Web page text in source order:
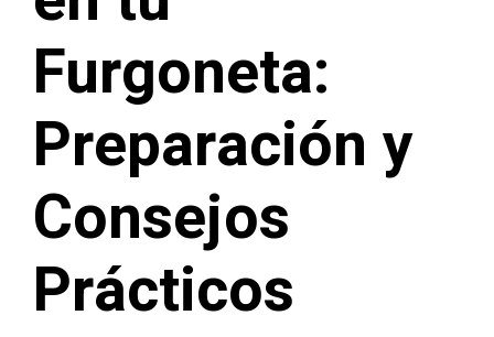
Furgoneta:
Preparación y
Consejos
Prácticos